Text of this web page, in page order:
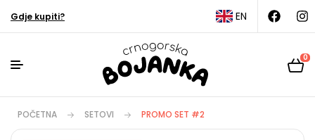
Gdje kupiti? EN
0
POČETNA SETOVI PROMO SET #2